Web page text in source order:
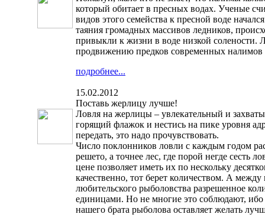
который обитает в пресных водах. Ученые
видов этого семейства к пресной воде
таяния громадных массивов ледников,
привыкли к жизни в воде низкой солености.
продвижению предков современных налимов
подробнее...
15.02.2012
Поставь жерлицу лучше!
Ловля на жерлицы – увлекательный и
горящий флажок и нестись на пике уровня
передать, это надо прочувствовать.
Число поклонников ловли с каждым годом
решето, а точнее лес, где порой негде сесть
цене позволяет иметь их по нескольку
качественно, тот берет количеством. А
любительского рыболовства разрешенное
единицами. Но не многие это соблюдают, ибо
нашего брата рыболова оставляет желать